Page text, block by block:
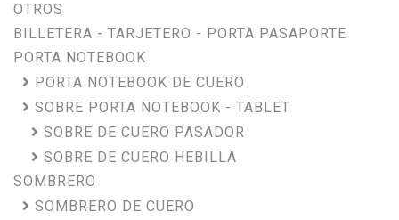
OTROS
BILLETERA - TARJETERO - PORTA PASAPORTE
PORTA NOTEBOOK
PORTA NOTEBOOK DE CUERO
SOBRE PORTA NOTEBOOK - TABLET
SOBRE DE CUERO PASADOR
SOBRE DE CUERO HEBILLA
SOMBRERO
SOMBRERO DE CUERO